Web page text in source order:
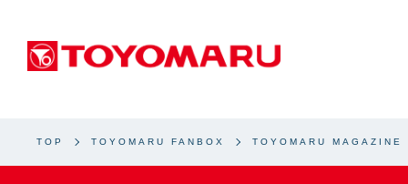
TOP TOYOMARU FANBOX TOYOMARU MAGAZINE